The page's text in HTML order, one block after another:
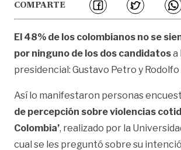
COMPARTE
El 48% de los colombianos no se
por ninguno de los dos candidatosa
presidencial: Gustavo Petro y
Así lo manifestaron personas
de percepción sobre violencias
Colombia’, realizado por la
cual se les preguntó sobre su